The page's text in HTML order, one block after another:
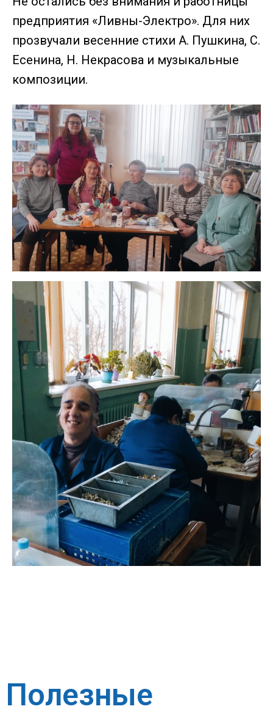
предприятия «Ливны-Электро». Для них
прозвучали весенние стихи А. Пушкина, С.
Есенина, Н. Некрасова и музыкальные
композиции.
Полезные